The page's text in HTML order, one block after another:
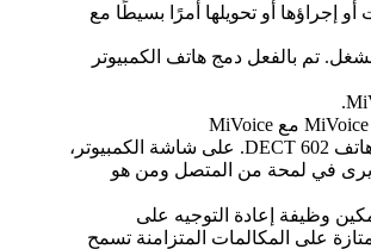
أو إجراؤها أو تحويلها أمرًا بسيطًا مع
تم بالفعل دمج هاتف الكمبيوتر
في لمحة من المتصل ومن هو
وظيفة إعادة التوجيه على
على المكالمات المتزامنة تسمح